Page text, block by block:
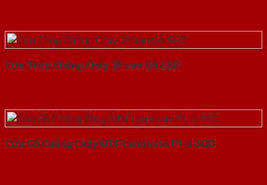
Cửa Thép Chống Cháy 2P van Gỗ-SGD
Cửa Gỗ Chống Cháy MDF Laminate P1-a-SGD